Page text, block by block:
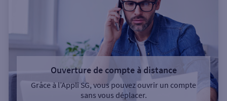
Ouverture de compte à distance
Grâce à l’Appli SG, vous pouvez ouvrir un compte
sans vous déplacer.